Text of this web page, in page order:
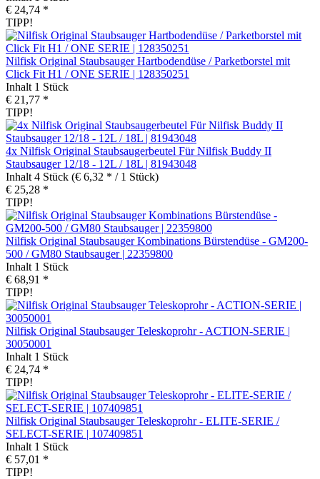
€ 24,74 *
TIPP!
Nilfisk Original Staubsauger Hartbodendüse / Parketborstel mit
Click Fit H1 / ONE SERIE | 128350251
Inhalt 1 Stück
€ 21,77 *
TIPP!
4x Nilfisk Original Staubsaugerbeutel Für Nilfisk Buddy II
Staubsauger 12/18 - 12L / 18L | 81943048
Inhalt 4 Stück (€ 6,32 * / 1 Stück)
€ 25,28 *
TIPP!
Nilfisk Original Staubsauger Kombinations Bürstendüse - GM200-
500 / GM80 Staubsauger | 22359800
Inhalt 1 Stück
€ 68,91 *
TIPP!
Nilfisk Original Staubsauger Teleskoprohr - ACTION-SERIE |
30050001
Inhalt 1 Stück
€ 24,74 *
TIPP!
Nilfisk Original Staubsauger Teleskoprohr - ELITE-SERIE /
SELECT-SERIE | 107409851
Inhalt 1 Stück
€ 57,01 *
TIPP!